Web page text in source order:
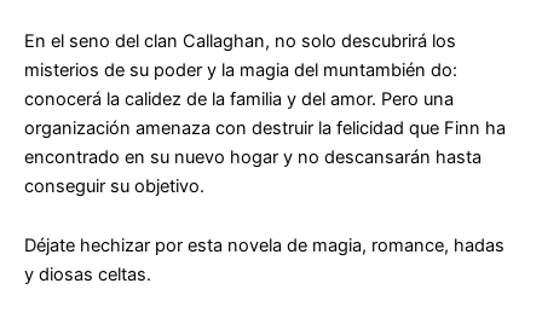
En el seno del clan Callaghan, no solo descubrirá los
misterios de su poder y la magia del muntambién do:
conocerá la calidez de la familia y del amor. Pero una
organización amenaza con destruir la felicidad que Finn ha
encontrado en su nuevo hogar y no descansarán hasta
conseguir su objetivo.
Déjate hechizar por esta novela de magia, romance, hadas
y diosas celtas.